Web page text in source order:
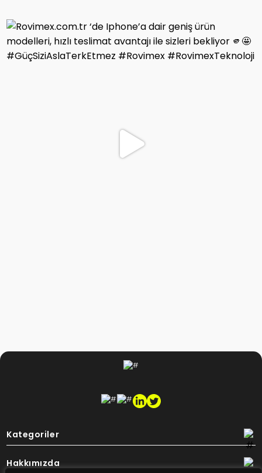
Kategoriler
Hakkımızda